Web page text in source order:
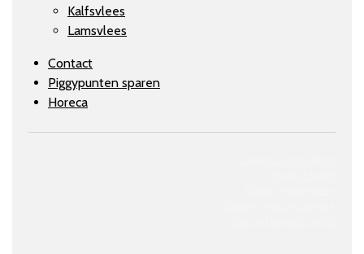
Kalfsvlees
Lamsvlees
Contact
Piggypunten sparen
Horeca